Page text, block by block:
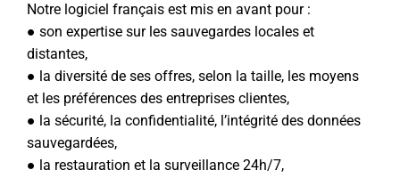
Notre logiciel français est mis en avant pour :
● son expertise sur les sauvegardes locales et
distantes,
● la diversité de ses offres, selon la taille, les moyens
et les préférences des entreprises clientes,
● la sécurité, la confidentialité, l’intégrité des données
sauvegardées,
● la restauration et la surveillance 24h/7,